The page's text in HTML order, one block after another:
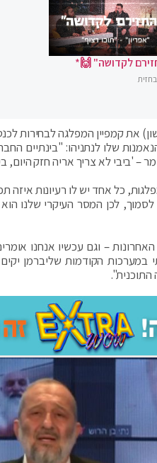
לקדושה" 🙌*
את קמפיין המפלגה לבחירות
שלו לנתניהו: "בינתיים
– 'ביבי לא צריך אריה חזק היום,
כל אחד יש לו רעיונות
לכן המסר העיקרי שלנו
– וגם עכשיו אנחנו
במערכות הקודמות שליברמן